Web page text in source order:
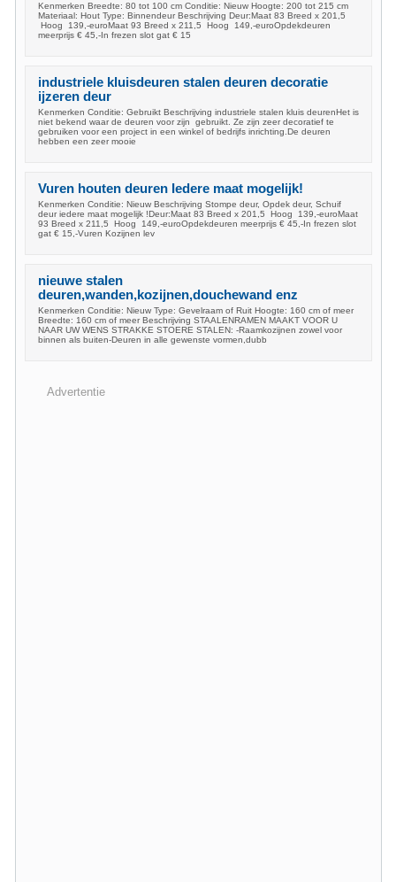
Kenmerken Breedte: 80 tot 100 cm Conditie: Nieuw Hoogte: 200 tot 215 cm
Materiaal: Hout Type: Binnendeur Beschrijving Deur:Maat 83 Breed x 201,5
Hoog 139,-euroMaat 93 Breed x 211,5 Hoog 149,-euroOpdekdeuren
meerprijs € 45,-In frezen slot gat € 15
industriele kluisdeuren stalen deuren decoratie
ijzeren deur
Kenmerken Conditie: Gebruikt Beschrijving industriele stalen kluis deurenHet is
niet bekend waar de deuren voor zijn gebruikt. Ze zijn zeer decoratief te
gebruiken voor een project in een winkel of bedrijfs inrichting.De deuren
hebben een zeer mooie
Vuren houten deuren Iedere maat mogelijk!
Kenmerken Conditie: Nieuw Beschrijving Stompe deur, Opdek deur, Schuif
deur iedere maat mogelijk !Deur:Maat 83 Breed x 201,5 Hoog 139,-euroMaat
93 Breed x 211,5 Hoog 149,-euroOpdekdeuren meerprijs € 45,-In frezen slot
gat € 15,-Vuren Kozijnen lev
nieuwe stalen
deuren,wanden,kozijnen,douchewand enz
Kenmerken Conditie: Nieuw Type: Gevelraam of Ruit Hoogte: 160 cm of meer
Breedte: 160 cm of meer Beschrijving STAALENRAMEN MAAKT VOOR U
NAAR UW WENS STRAKKE STOERE STALEN: -Raamkozijnen zowel voor
binnen als buiten-Deuren in alle gewenste vormen,dubb
Advertentie